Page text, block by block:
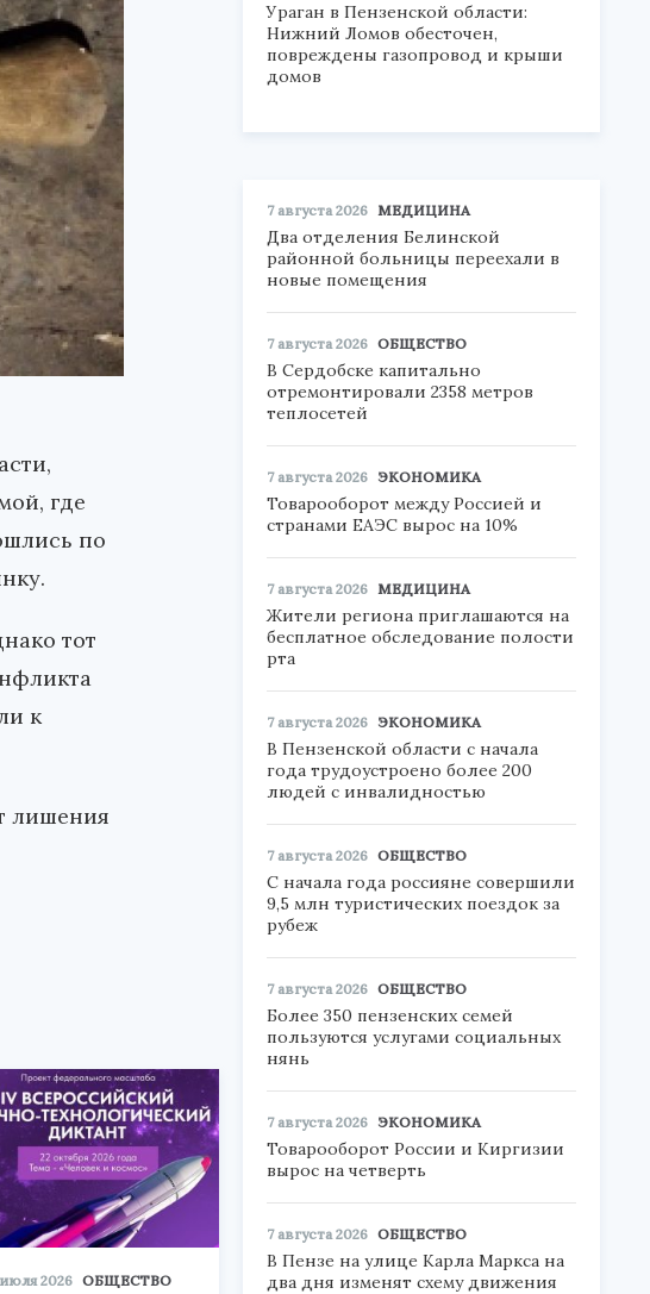
где
по
тот
к
лишения
2026 ОБЩЕСТВО
Ураган в Пензенской области:
Нижний Ломов обесточен,
повреждены газопровод и крыши
домов
7 августа 2026 МЕДИЦИНА
Два отделения Белинской
районной больницы переехали в
новые помещения
7 августа 2026 ОБЩЕСТВО
В Сердобске капитально
отремонтировали 2358 метров
теплосетей
7 августа 2026 ЭКОНОМИКА
Товарооборот между Россией и
странами ЕАЭС вырос на 10%
7 августа 2026 МЕДИЦИНА
Жители региона приглашаются на
бесплатное обследование полости
рта
7 августа 2026 ЭКОНОМИКА
В Пензенской области с начала
года трудоустроено более 200
людей с инвалидностью
7 августа 2026 ОБЩЕСТВО
С начала года россияне совершили
9,5 млн туристических поездок за
рубеж
7 августа 2026 ОБЩЕСТВО
Более 350 пензенских семей
пользуются услугами социальных
нянь
7 августа 2026 ЭКОНОМИКА
Товарооборот России и Киргизии
вырос на четверть
7 августа 2026 ОБЩЕСТВО
В Пензе на улице Карла Маркса на
два дня изменят схему движения